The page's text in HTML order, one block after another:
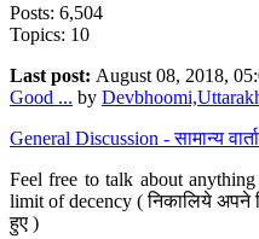
Posts: 6,504
Topics: 10
Last post: August 08, 2018,
Good ... by
General Discussion - सामान्य
Feel free to talk about
limit of decency ( निकालिये अपने
हुए )